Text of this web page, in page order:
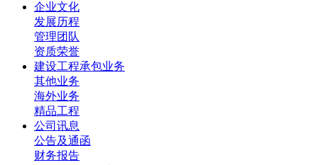
企业文化
发展历程
管理团队
资质荣誉
建设工程承包业务
其他业务
海外业务
精品工程
公司讯息
公告及通函
财务报告